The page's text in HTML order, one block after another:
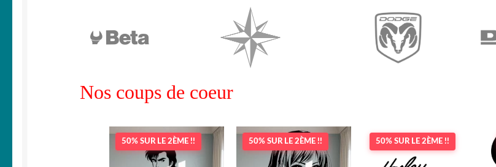
Nos coups de coeur
50% SUR LE 2ÈME !! 50% SUR LE 2ÈME !! 50% SUR LE 2ÈME !!